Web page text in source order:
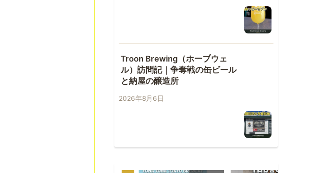
Troon Brewing（ホープウェ
ル）訪問記｜争奪戦の缶ビール
と納屋の醸造所
2026年8月6日